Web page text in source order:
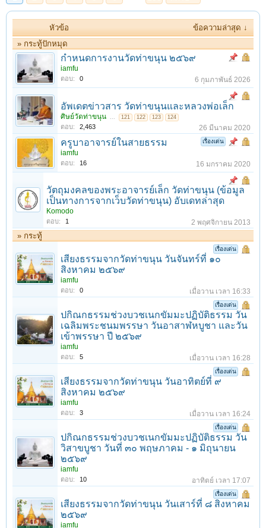
หัวข้อ
ข้อความล่าสุด ↓
» กระทู้ปักหมุด
กำหนดการงานวัดท่าขนุน ๒๕๖๙
iamfu
ตอบ: 0 6 กุมภาพันธ์ 2026
อัพเดตข่าวสาร วัดท่าขนุนและหลวงพ่อเล็ก
ศิษย์วัดท่าขนุน ... 121 122 123 124
ตอบ: 2,463 26 มีนาคม 2020
เรื่องเด่น
ครูบาอาจารย์ในสายธรรม
iamfu
ตอบ: 16 16 มกราคม 2020
วัตถุมงคลของพระอาจารย์เล็ก วัดท่าขนุน (ข้อมูล
เป็นทางการจากเว็บวัดท่าขนุน) อับเดทล่าสุด
Komodo
ตอบ: 1 2 พฤศจิกายน 2013
» กระทู้
เรื่องเด่น
เสียงธรรมจากวัดท่าขนุน วันจันทร์ที่ ๑๐
สิงหาคม ๒๕๖๙
iamfu
ตอบ: 0 เมื่อวาน เวลา 16:33
เรื่องเด่น
ปกิณกธรรมช่วงบวชเนกขัมมะปฏิบัติธรรม วัน
เฉลิมพระชนมพรรษา วันอาสาฬหบูชา และวัน
เข้าพรรษา ปี ๒๕๖๙
iamfu
ตอบ: 5 เมื่อวาน เวลา 16:28
เรื่องเด่น
เสียงธรรมจากวัดท่าขนุน วันอาทิตย์ที่ ๙
สิงหาคม ๒๕๖๙
iamfu
ตอบ: 3 เมื่อวาน เวลา 16:24
เรื่องเด่น
ปกิณกธรรมช่วงบวชเนกขัมมะปฏิบัติธรรม วัน
วิสาขบูชา วันที่ ๓๐ พฤษภาคม - ๑ มิถุนายน
๒๕๖๙
iamfu
ตอบ: 10 อาทิตย์ เวลา 17:07
เรื่องเด่น
เสียงธรรมจากวัดท่าขนุน วันเสาร์ที่ ๘ สิงหาคม
๒๕๖๙
iamfu